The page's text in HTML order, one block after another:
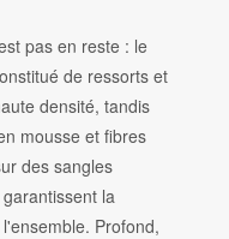
pas en reste : le
de ressorts et
densité, tandis
mousse et fibres
des sangles
la
Profond,